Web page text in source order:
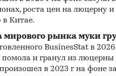
роста цен на люцерну
Китае.
мирового рынка муки
BusinesStat в
и гранул из люцерны
в 2023 г на фоне